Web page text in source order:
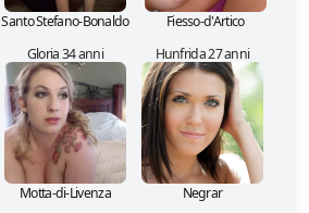
Santo Stefano-Bonaldo
Fiesso-d'Artico
Gloria 34 anni
Motta-di-Livenza
Hunfrida 27 anni
Negrar